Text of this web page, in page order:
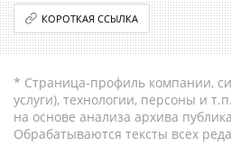
КОРОТКАЯ ССЫЛКА
* Страница-профиль компании,
услуги), технологии, персоны и
на основе анализа архива
Обрабатываются тексты всех